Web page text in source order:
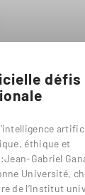
défis
éthique et
Gabriel
Université,
de l’Institut